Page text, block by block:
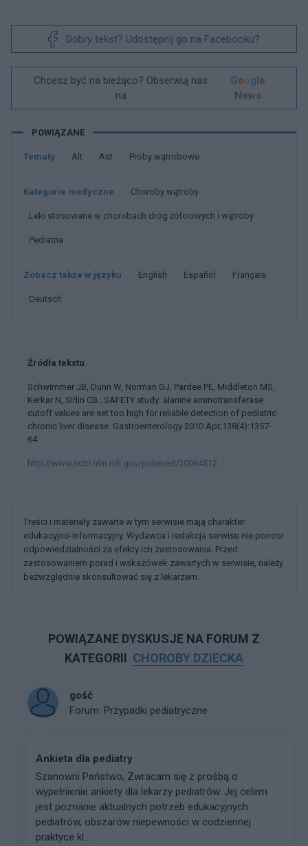
Dobry tekst? Udostępnij go na Facebooku?
Chcesz być na bieżąco? Obserwuj nas
na
Google
News
POWIĄZANE
Tematy Alt Ast Próby wątrobowe
Kategorie medyczne Choroby wątroby
Leki stosowane w chorobach dróg żółciowych i wątroby
Pediatria
Zobacz także w języku english español français
deutsch
Źródła tekstu
Schwimmer JB, Dunn W, Norman GJ, Pardee PE, Middleton MS,
Kerkar N, Sirlin CB.: SAFETY study: alanine aminotransferase
cutoff values are set too high for reliable detection of pediatric
chronic liver disease. Gastroenterology 2010 Apr;138(4):1357-
64
http://www.ncbi.nlm.nih.gov/pubmed/20064512
Treści i materiały zawarte w tym serwisie mają charakter
edukacyjno-informacyjny. Wydawca i redakcja serwisu nie ponosi
odpowiedzialności za efekty ich zastosowania. Przed
zastosowaniem porad i wskazówek zawartych w serwisie, należy
bezwzględnie skonsultować się z lekarzem.
POWIĄZANE DYSKUSJE NA FORUM Z
KATEGORII CHOROBY DZIECKA
gość
Forum: Przypadki pediatryczne
Ankieta dla pediatry
Szanowni Państwo, Zwracam się z prośbą o
wypełnienie ankiety dla lekarzy pediatrów. Jej celem
jest poznanie aktualnych potrzeb edukacyjnych
pediatrów, obszarów niepewności w codziennej
praktyce kl...